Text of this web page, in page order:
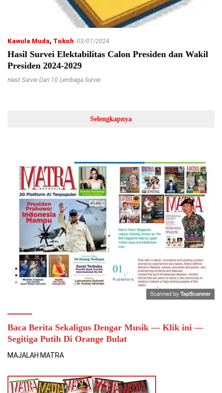
Kawula Muda, Tokoh 03/01/2024
Hasil Survei Elektabilitas Calon Presiden dan Wakil
Presiden 2024-2029
Hasil Survei Dari 10 Lembaga Survei
Selengkapnya
Baca Berita Sekaligus Dengar Musik — Klik ini —
Segitiga Putih Di Orange Bulat
MAJALAH MATRA